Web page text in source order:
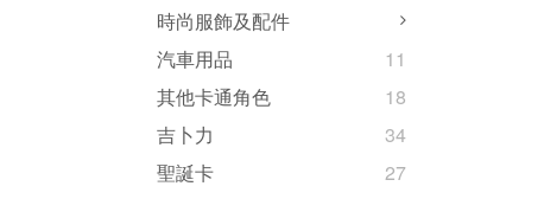
時尚服飾及配件
汽車用品
11
其他卡通角色
18
吉卜力
34
聖誕卡
27